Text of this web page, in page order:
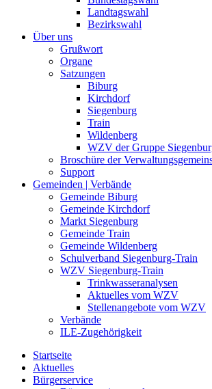
Landtagswahl
Bezirkswahl
Über uns
Grußwort
Organe
Satzungen
Biburg
Kirchdorf
Siegenburg
Train
Wildenberg
WZV der Gruppe
Broschüre der
Support
Gemeinden | Verbände
Gemeinde Biburg
Gemeinde Kirchdorf
Markt Siegenburg
Gemeinde Train
Gemeinde Wildenberg
Schulverband Siegenburg-Train
WZV Siegenburg-Train
Trinkwasseranalysen
Aktuelles vom WZV
Stellenangebote vom WZV
Verbände
ILE-Zugehörigkeit
Startseite
Aktuelles
Bürgerservice